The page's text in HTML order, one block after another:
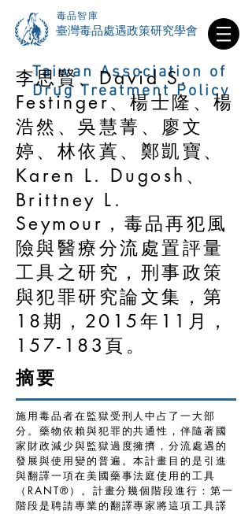
毒品智庫
​臺灣毒品處遇政策研究學會
Taiwan Association of
Drug Treatment Policy
李思賢、David S.
Festinger、楊士隆、楊
浩然、吳慧菁、廖文
婷、林依蒖、鄭凱寶、
Karen L. Dugosh、
Brittney L.
Seymour，毒品再犯風
險與醫療分流處置評量
工具之研究，刑事政策
與犯罪研究論文集，第
18期，2015年11月，
157-183頁。
摘要
施用毒品者在監獄受刑人中占了一大部
分。藥物依賴與犯罪的共通性，伴隨著國
家財政減少與監獄過度擁擠，分流處遇的
發展與使用變的普遍。本計畫目的是引進
與翻譯一項在美國藥事法庭使用的工具
（RANT®）。計畫分幾個階段進行：第一
階段是聘請專業的翻譯專家將這項工具譯